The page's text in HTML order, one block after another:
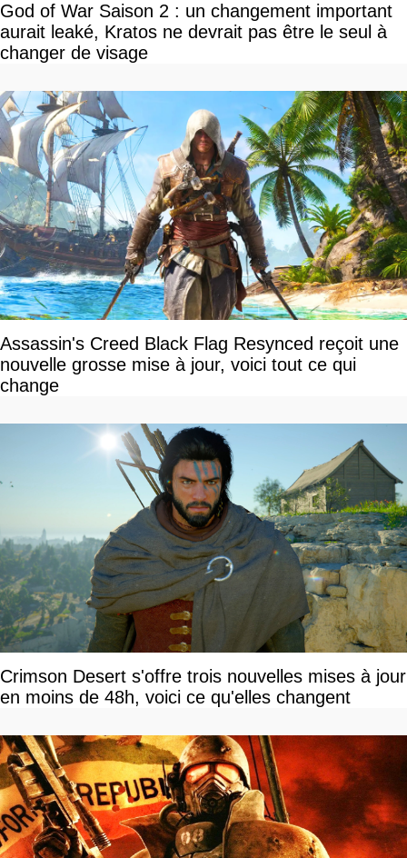
God of War Saison 2 : un changement important
aurait leaké, Kratos ne devrait pas être le seul à
changer de visage
Assassin's Creed Black Flag Resynced reçoit une
nouvelle grosse mise à jour, voici tout ce qui
change
Crimson Desert s'offre trois nouvelles mises à jour
en moins de 48h, voici ce qu'elles changent